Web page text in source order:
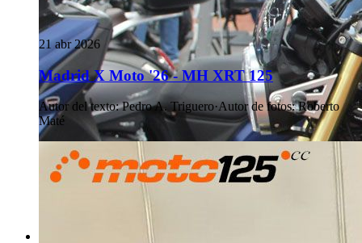
21 abr 2026
Madrid X Moto '26 - MH XRT 125
Autor del texto: Pedro A. Triguero·Autor de fotos: Roberto
Maté